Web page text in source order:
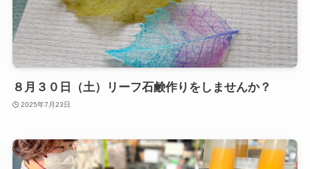
８月３０日（土）リーフ石鹸作りをしませんか？
2025年7月23日